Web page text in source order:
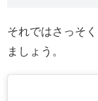
それではさっそ
ましょう。